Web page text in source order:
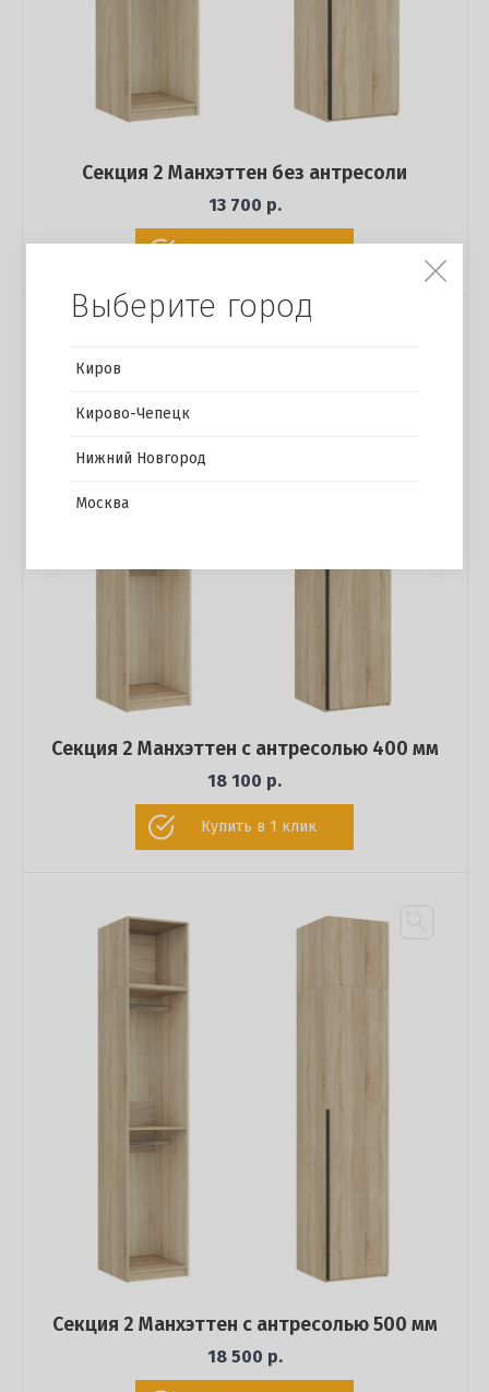
Секция 2 Манхэттен без антресоли
13 700 р.
Секция 2 Манхэттен с антресолью 400 мм
18 100 р.
Купить в 1 клик
Секция 2 Манхэттен с антресолью 500 мм
18 500 р.
Выберите город
Киров
Кирово-Чепецк
Нижний Новгород
Москва